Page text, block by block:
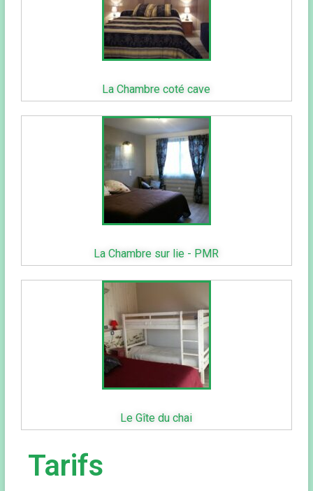
La Chambre coté cave
La Chambre sur lie - PMR
Le Gîte du chai
Tarifs